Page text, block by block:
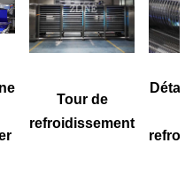
Tour de
refroidissement
Détail